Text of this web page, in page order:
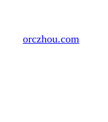
orczhou.com